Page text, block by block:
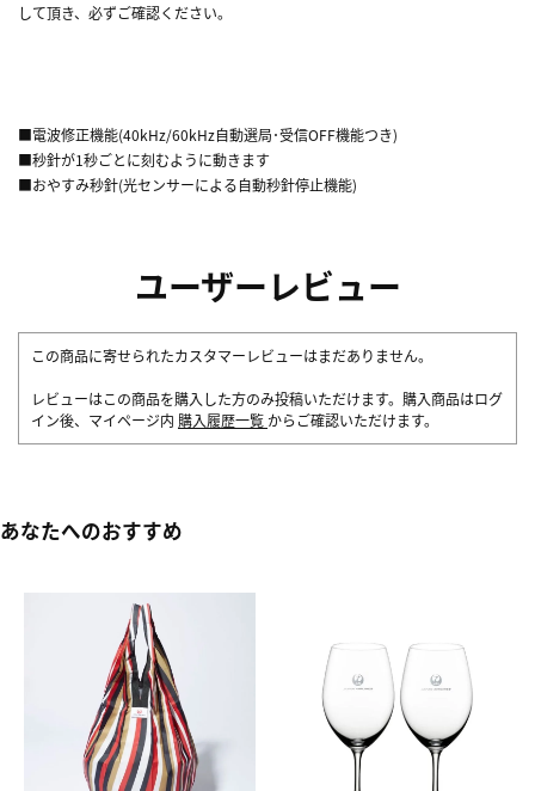
して頂き、必ずご確認ください。
■電波修正機能(40kHz/60kHz自動選局･受信OFF機能つき)
■秒針が1秒ごとに刻むように動きます
■おやすみ秒針(光センサーによる自動秒針停止機能)
ユーザーレビュー
この商品に寄せられたカスタマーレビューはまだありません。
レビューはこの商品を購入した方のみ投稿いただけます。購入商品はログ
イン後、マイページ内 購入履歴一覧 からご確認いただけます。
あなたへのおすすめ